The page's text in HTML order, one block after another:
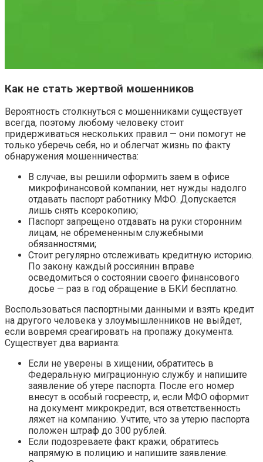
Как не стать жертвой мошенников
Вероятность столкнуться с мошенниками существует
всегда, поэтому любому человеку стоит
придерживаться нескольких правил — они помогут не
только уберечь себя, но и облегчат жизнь по факту
обнаружения мошенничества:
В случае, вы решили оформить заем в офисе
микрофинансовой компании, нет нужды надолго
отдавать паспорт работнику МФО. Допускается
лишь снять ксерокопию;
Паспорт запрещено отдавать на руки сторонним
лицам, не обремененным служебными
обязанностями;
Стоит регулярно отслеживать кредитную историю.
По закону каждый россиянин вправе
осведомиться о состоянии своего финансового
досье — раз в год обращение в БКИ бесплатно.
Воспользоваться паспортными данными и взять кредит
на другого человека у злоумышленников не выйдет,
если вовремя среагировать на пропажу документа.
Существует два варианта:
Если не уверены в хищении, обратитесь в
Федеральную миграционную службу и напишите
заявление об утере паспорта. После его номер
внесут в особый госреестр, и, если МФО оформит
на документ микрокредит, вся ответственность
ляжет на компанию. Учтите, что за утерю паспорта
положен штраф до 300 рублей.
Если подозреваете факт кражи, обратитесь
напрямую в полицию и напишите заявление.